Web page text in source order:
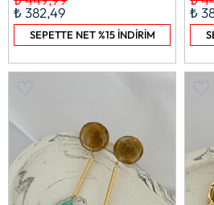
₺ 382,49
SEPETTE NET %15 İNDİRİM
₺